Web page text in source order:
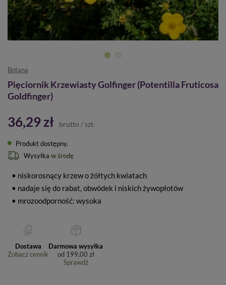
Botana
Pięciornik Krzewiasty Golfinger (Potentilla Fruticosa
Goldfinger)
36,29 zł brutto / szt.
Produkt dostępny
Wysyłka w środę
• niskorosnący krzew o żółtych kwiatach
• nadaje się do rabat, obwódek i niskich żywopłotów
• mrozoodporność: wysoka
Dostawa
Zobacz cennik
Darmowa wysyłka
od 199,00 zł
Sprawdź